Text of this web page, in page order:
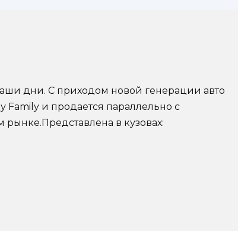
дни. С приходом новой генерации авто
Family и продается параллельно с
в кузовах: